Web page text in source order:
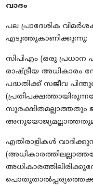
വാദം
പല പ്രാദേശിക
എടുത്തുകാണിക്കുന്നു:
സിപിഎം (ഒരു പ്രധാന
രാഷ്ട്രീയ അധികാരം
പദ്ധതിക്ക് സജീവ
എതിരാളികൾ